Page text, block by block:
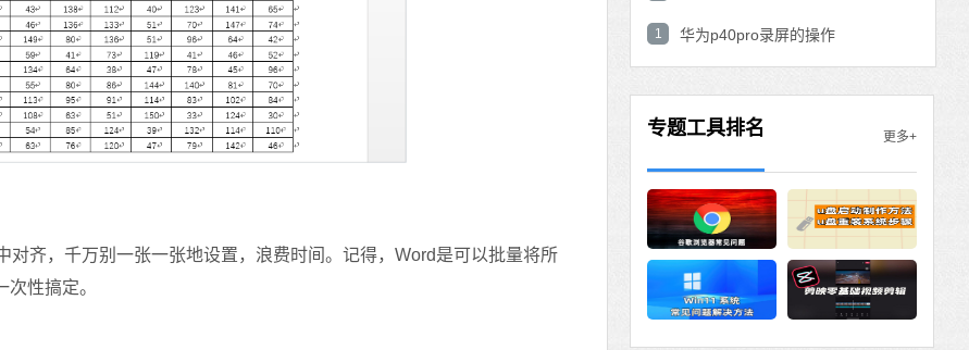
齐，千万别一张一张地设置，浪费时间。记得，Word是可以批量将所
性搞定。
1 华为p40pro录屏的操作
专题工具排名 更多+